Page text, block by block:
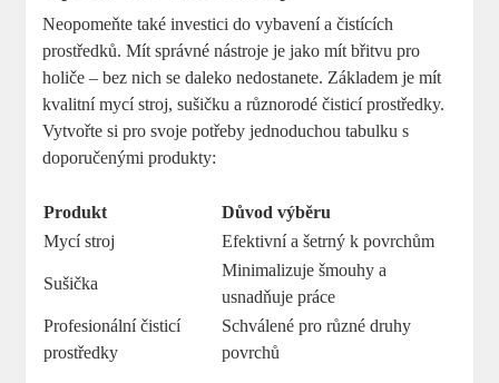
Neopomeňte také investici do ⁢vybavení a čistících
prostředků. Mít správné nástroje je jako mít břitvu pro
holiče ⁤– bez nich se daleko nedostanete. Základem je mít
kvalitní mycí⁤ stroj, sušičku a různorodé čisticí prostředky.
Vytvořte si pro svoje potřeby jednoduchou ⁤tabulku s
doporučenými produkty:
Produkt
Důvod‌ výběru
Mycí stroj
Efektivní a šetrný k povrchům
Sušička
Minimalizuje šmouhy a
usnadňuje‍ práce
Profesionální čisticí
prostředky
Schválené pro ​různé druhy
povrchů